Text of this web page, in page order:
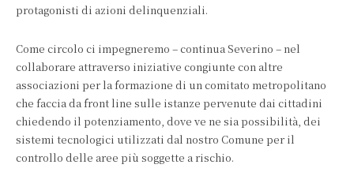
protagonisti di azioni delinquenziali.
Come circolo ci impegneremo – continua Severino – nel
collaborare attraverso iniziative congiunte con altre
associazioni per la formazione di un comitato metropolitano
che faccia da front line sulle istanze pervenute dai cittadini
chiedendo il potenziamento, dove ve ne sia possibilità, dei
sistemi tecnologici utilizzati dal nostro Comune per il
controllo delle aree più soggette a rischio.